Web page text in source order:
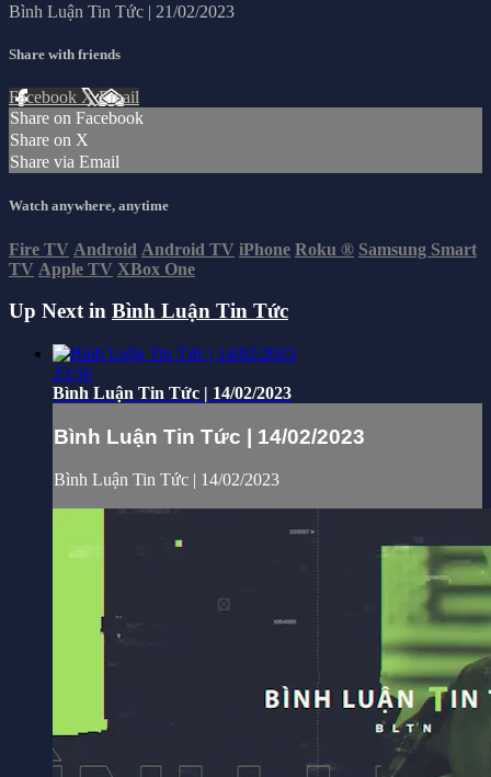
Bình Luận Tin Tức | 21/02/2023
Share with friends
Facebook XEmail
Share on Facebook
Share on X
Share via Email
Watch anywhere, anytime
Fire TV Android Android TV iPhone Roku ® Samsung Smart
TV Apple TV XBox One
Up Next in Bình Luận Tin Tức
23:56
Bình Luận Tin Tức | 14/02/2023
Bình Luận Tin Tức | 14/02/2023
Bình Luận Tin Tức | 14/02/2023